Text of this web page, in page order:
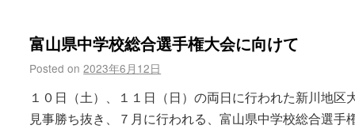
富山県中学校総合選手権大会に向けて
Posted on 2023年6月12日
１０日（土）、１１日（日）の両日に行われた新川地区
見事勝ち抜き、７月に行われる、富山県中学校総合選手